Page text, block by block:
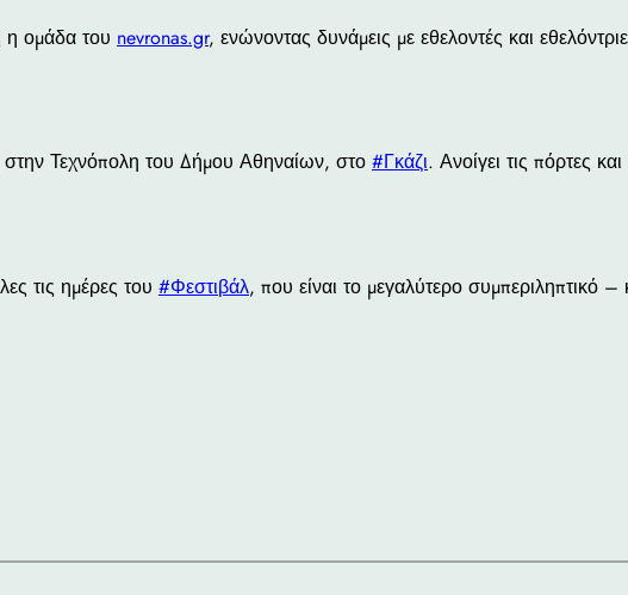
η ομάδα του nevronas.gr, ενώνοντας δυνάμεις με εθελοντές και
στην Τεχνόπολη του Δήμου Αθηναίων, στο #Γκάζι. Ανοίγει τις πόρτες
τις ημέρες του #Φεστιβάλ, που είναι το μεγαλύτερο συμπεριληπτικό